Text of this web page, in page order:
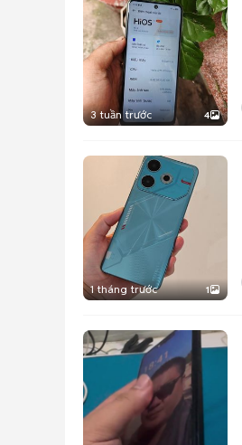
3 tuần trước 4
1 tháng trước 1